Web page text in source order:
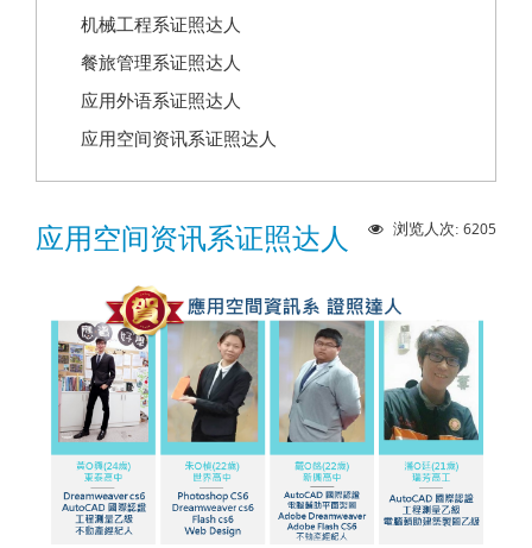
机械工程系证照达人
餐旅管理系证照达人
应用外语系证照达人
应用空间资讯系证照达人
浏览人次: 6205
应用空间资讯系证照达人